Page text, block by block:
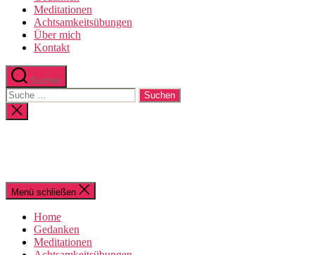
Meditationen
Achtsamkeitsübungen
Über mich
Kontakt
Suchen
Suche
nach:
Suche
schließen
Menü schließen
Home
Gedanken
Meditationen